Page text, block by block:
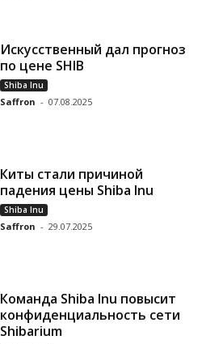
Искусственный дал прогноз
по цене SHIB
Shiba Inu
Saffron - 07.08.2025
Киты стали причиной
падения цены Shiba Inu
Shiba Inu
Saffron - 29.07.2025
Команда Shiba Inu повысит
конфиденциальность сети
Shibarium